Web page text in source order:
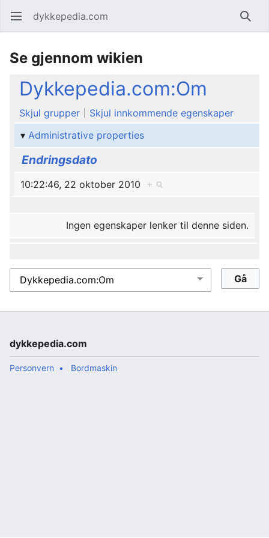
Åpne hovedmenyen dykkepedia.com Søk
Se gjennom wikien
Dykkepedia.com:Om
Skjul grupper
Skjul innkommende egenskaper
Administrative properties
Endringsdato
10:22:46, 22 oktober 2010 +
Ingen egenskaper lenker til denne siden.
dykkepedia.com
Personvern Bordmaskin